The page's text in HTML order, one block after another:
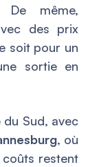
De même,
des prix
soit pour un
sortie en
du Sud, avec
, où
restent